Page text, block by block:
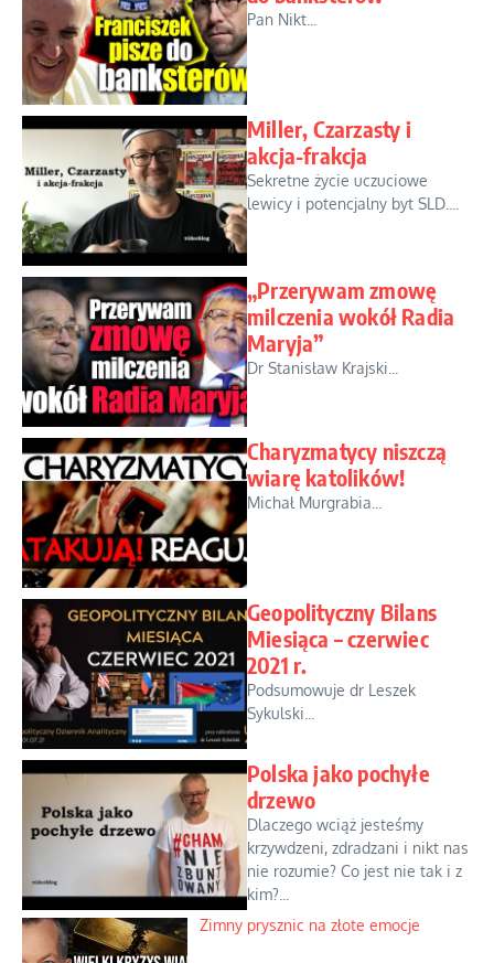
Pan Nikt...
Miller, Czarzasty i
akcja-frakcja
Sekretne życie uczuciowe
lewicy i potencjalny byt SLD....
„Przerywam zmowę
milczenia wokół Radia
Maryja”
Dr Stanisław Krajski...
Charyzmatycy niszczą
wiarę katolików!
Michał Murgrabia...
Geopolityczny Bilans
Miesiąca – czerwiec
2021 r.
Podsumowuje dr Leszek
Sykulski...
Polska jako pochyłe
drzewo
Dlaczego wciąż jesteśmy
krzywdzeni, zdradzani i nikt nas
nie rozumie? Co jest nie tak i z
kim?...